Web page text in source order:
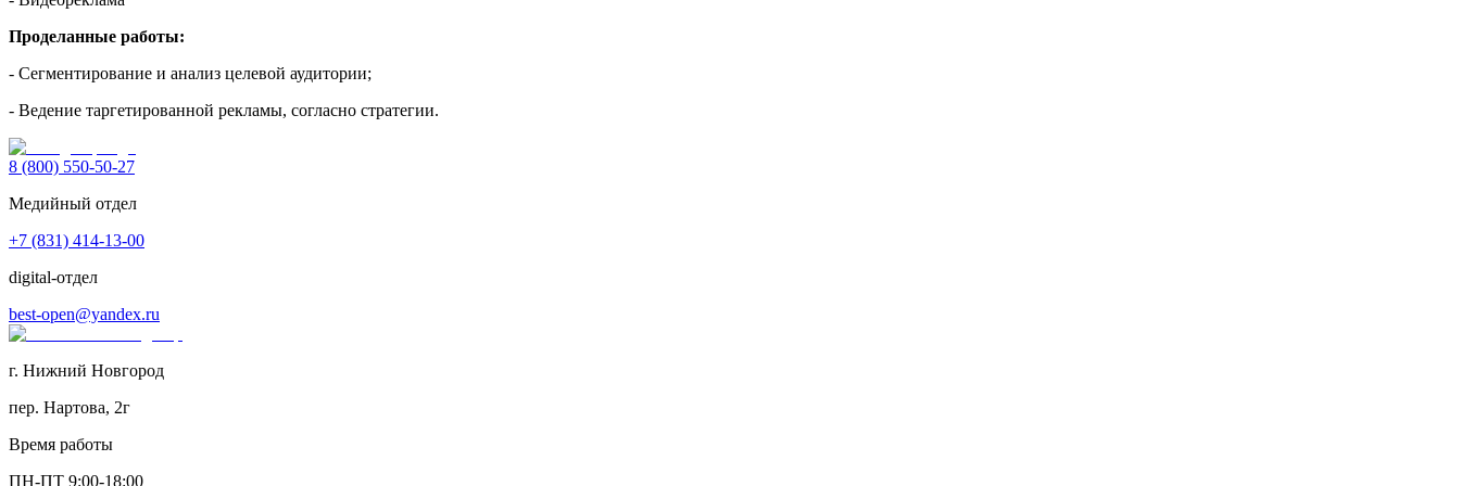
Проделанные работы:
- Сегментирование и анализ целевой аудитории;
- Ведение таргетированной рекламы, согласно стратегии.
8 (800) 550-50-27
Мeдийный отдел
+7 (831) 414-13-00
digital-отдел
best-open@yandex.ru
г. Нижний Новгород
пер. Нартова, 2г
Время работы
ПН-ПТ 9:00-18:00